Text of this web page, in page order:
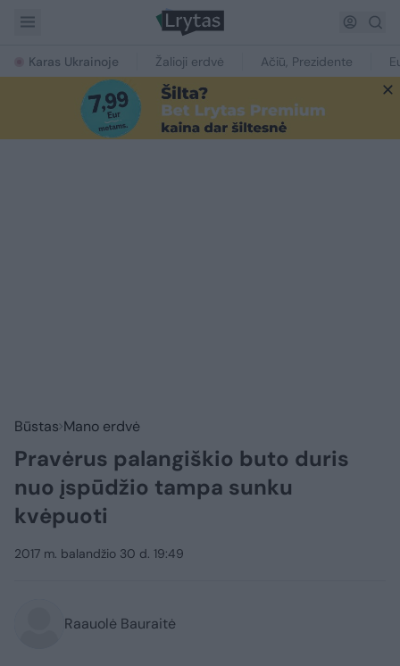
Karas Ukrainoje Žalioji erdvė Ačiū, Prezidente
Būstas Mano erdvė
Pravėrus palangiškio buto duris
nuo įspūdžio tampa sunku
kvėpuoti
2017 m. balandžio 30 d. 19:49
Raauolė Bauraitė